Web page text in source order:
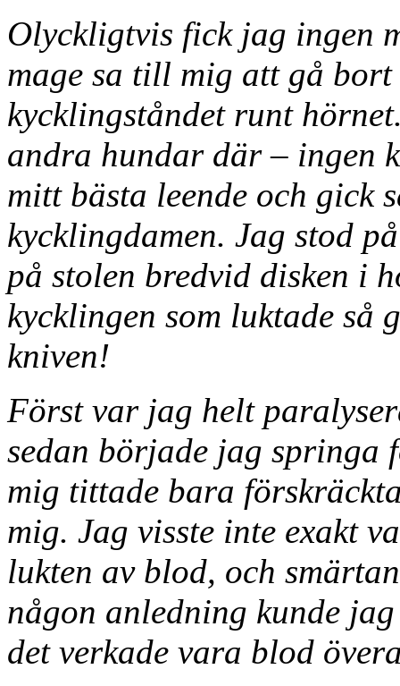
Olyckligtvis fick jag ingen
mage sa till mig att gå
kycklingståndet runt
andra hundar där – ingen
mitt bästa leende och gick
kycklingdamen. Jag stod
på stolen bredvid disken i
kycklingen som luktade
kniven!
Först var jag helt
sedan började jag springa
mig tittade bara
mig. Jag visste inte exakt
lukten av blod, och
någon anledning kunde
det verkade vara blod